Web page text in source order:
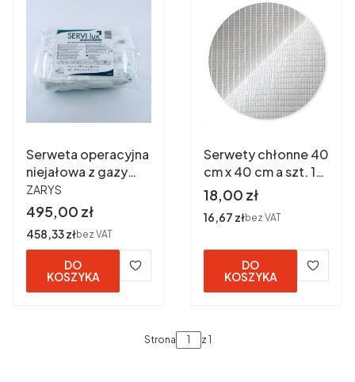
Serweta operacyjna
niejałowa z gazy
SERVI lux
(45cmx45cm, 4
warstwy, 17 nitek,
op. 10 x20szt. Zarys
PRODUCENT
ZARYS
Cena
495,00 zł
Cena
458,33 złbez VAT
DO
KOSZYKA
Serwety chłonne 40
cm x 40 cm a szt. 10
białe
Cena
18,00 zł
Cena
16,67 złbez VAT
DO
KOSZYKA
Strona z 1